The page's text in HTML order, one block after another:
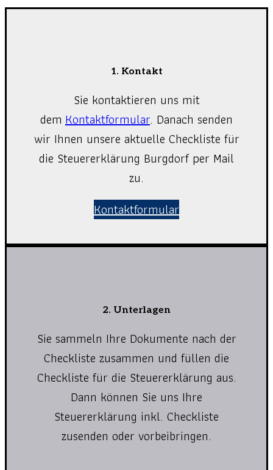
1. Kontakt
Sie kontaktieren uns mit
dem Kontaktformular. Danach senden
wir Ihnen unsere aktuelle Checkliste für
die Steuererklärung Burgdorf per Mail
zu.
Kontaktformular
2. Unterlagen
Sie sammeln Ihre Dokumente nach der
Checkliste zusammen und füllen die
Checkliste für die Steuererklärung aus.
Dann können Sie uns Ihre
Steuererklärung inkl. Checkliste
zusenden oder vorbeibringen.